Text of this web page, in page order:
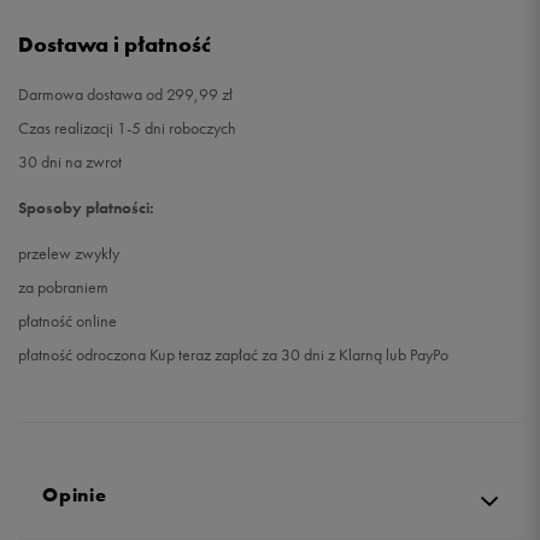
Dostawa i płatność
Darmowa dostawa od 299,99 zł
Czas realizacji 1-5 dni roboczych
30 dni na zwrot
Sposoby płatności:
przelew zwykły
za pobraniem
płatność online
płatność odroczona Kup teraz zapłać za 30 dni z Klarną lub PayPo
Opinie